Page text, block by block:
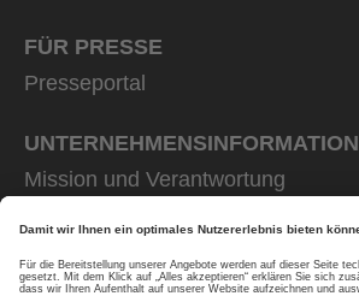
FÜR PRESSE
Presseportal
UNTERNEHMENS­INFORMATION
Mission und Verantwortung
Rainer Winter Stiftung